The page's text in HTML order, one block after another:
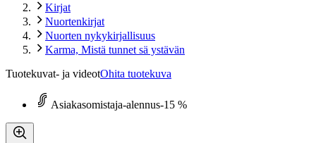
Kirjat
Nuortenkirjat
Nuorten nykykirjallisuus
Karma, Mistä tunnet sä ystävän
Tuotekuvat- ja videotOhita tuotekuva
Asiakasomistaja-alennus-15 %